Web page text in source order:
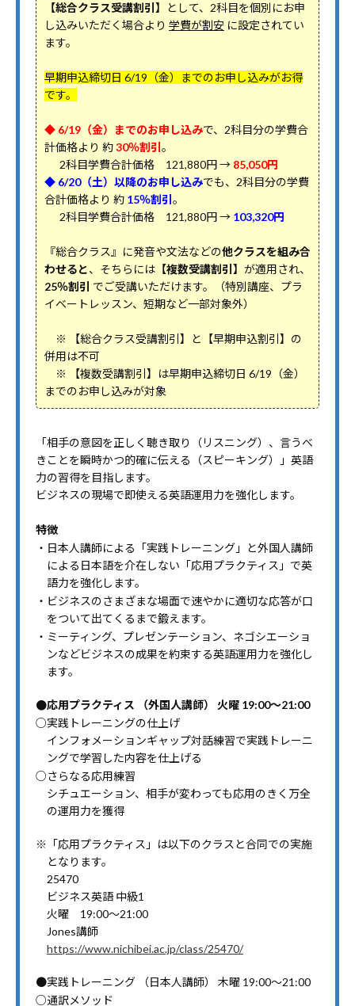
【総合クラス受講割引】
として、2科目を個別にお申
し込みいただく場合より 学費が割安 に設定されてい
ます。
早期申込締切日 6/19（金）までのお申し込みがお得
です。
◆ 6/19（金）までのお申し込みで、2科目分の学費合
計価格より 約30％割引 。
2科目学費合計価格 121,880円 → 85,050円
◆ 6/20（土）以降のお申し込みでも、2科目分の学費
合計価格より 約 15％割引 。
2科目学費合計価格 121,880円 → 103,320円
『総合クラス』に発音や文法などの他クラスを組み合
わせると、そちらには 【複数受講割引】 が適用され、
25％割引 でご受講いただけます。（特別講座、プラ
イベートレッスン、短期など一部対象外）
※ 【総合クラス受講割引】と【早期申込割引】の
併用は不可
※ 【複数受講割引】は早期申込締切日 6/19（金）
までのお申し込みが対象
「相手の意図を正しく聴き取り（リスニング）、言うべ
きことを瞬時かつ的確に伝える（スピーキング）」英語
力の習得を目指します。
ビジネスの現場で即使える英語運用力を強化します。
特徴
・日本人講師による「実践トレーニング」と外国人講師
による日本語を介在しない「応用プラクティス」で英
語力を強化します。
・ビジネスのさまざまな場面で速やかに適切な応答が口
をついて出てくるまで鍛えます。
・ミーティング、プレゼンテーション、ネゴシエーショ
ンなどビジネスの成果を約束する英語運用力を強化し
ます。
●応用プラクティス （外国人講師） 火曜 19:00～21:00
○実践トレーニングの仕上げ
インフォメーションギャップ対話練習で実践トレーニ
ングで学習した内容を仕上げる
○さらなる応用練習
シチュエーション、相手が変わっても応用のきく万全
の運用力を獲得
※「応用プラクティス」は以下のクラスと合同での実施
となります。
25470
ビジネス英語 中級1
火曜 19:00～21:00
Jones講師
https://www.nichibei.ac.jp/class/25470/
●実践トレーニング （日本人講師） 木曜 19:00～21:00
○通訳メソッド